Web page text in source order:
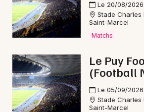
Le 20/08/2026
Stade Charles
Saint-Marcel
Matchs
Le Puy
(Football
Le 05/09/2026
Stade Charles
Saint-Marcel